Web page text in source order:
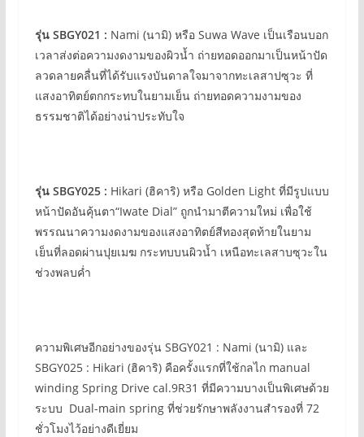
รุ่น SBGY021 : Nami (นามิ) หรือ Suwa Wave เป็นเรือนบอก
เวลาส่งต่อความงดงามของผิวน้ำ ถ่ายทอดออกมาเป็นหน้าปัด
ลวดลายคลื่นที่ได้รับแรงบันดาลใจมาจากทะเลสาปซุวะ ที่
แสงอาทิตย์ตกกระทบในยามเย็น ถ่ายทอดความงามของ
ธรรมชาติได้อย่างน่าประทับใจ
รุ่น SBGY025 : Hikari (ฮิคาริ) หรือ Golden Light ที่มีรูปแบบ
หน้าปัดอันคุ้นตา“Iwate Dial” ถูกนำมาตีความใหม่ เพื่อใช้
พรรณนาความงดงามของแสงอาทิตย์สีทองสุดท้ายในยาม
เย็นที่ลอดผ่านปุยเมฆ กระทบบนผิวน้ำ เหนือทะเลสาบซุวะใน
ช่วงพลบค่ำ
ความพิเศษอีกอย่างของรุ่น SBGY021 : Nami (นามิ) และ
SBGY025 : Hikari (ฮิคาริ) คือครั้งแรกที่ใช้กลไก manual
winding Spring Drive cal.9R31 ที่มีความบางเป็นพิเศษด้วย
ระบบ Dual-main spring ที่ช่วยรักษาพลังงานสำรองที่ 72
ชั่วโมงไว้อย่างดีเยี่ยม